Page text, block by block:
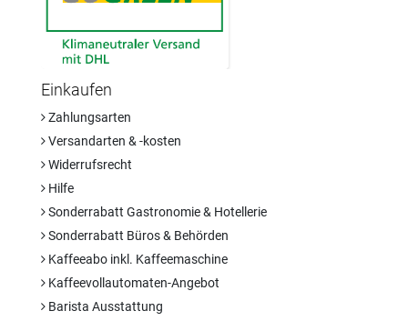
Einkaufen
Zahlungsarten
Versandarten & -kosten
Widerrufsrecht
Hilfe
Sonderrabatt Gastronomie & Hotellerie
Sonderrabatt Büros & Behörden
Kaffeeabo inkl. Kaffeemaschine
Kaffeevollautomaten-Angebot
Barista Ausstattung